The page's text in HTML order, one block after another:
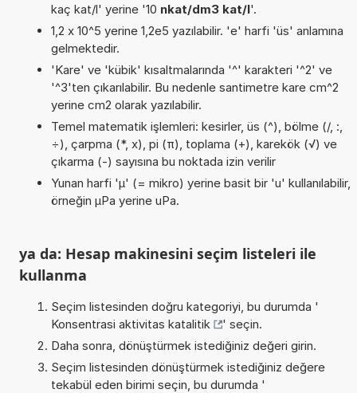
kaç kat/l' yerine '10 nkat/dm3 kat/l'.
1,2 x 10^5 yerine 1,2e5 yazılabilir. 'e' harfi 'üs' anlamına
gelmektedir.
'Kare' ve 'kübik' kısaltmalarında '^' karakteri '^2' ve
'^3'ten çıkarılabilir. Bu nedenle santimetre kare cm^2
yerine cm2 olarak yazılabilir.
Temel matematik işlemleri: kesirler, üs (^), bölme (/, :,
÷), çarpma (*, x), pi (π), toplama (+), karekök (√) ve
çıkarma (-) sayısına bu noktada izin verilir
Yunan harfi 'µ' (= mikro) yerine basit bir 'u' kullanılabilir,
örneğin µPa yerine uPa.
ya da: Hesap makinesini seçim listeleri ile
kullanma
Seçim listesinden doğru kategoriyi, bu durumda '
Konsentrasi aktivitas katalitik
' seçin.
Daha sonra, dönüştürmek istediğiniz değeri girin.
Seçim listesinden dönüştürmek istediğiniz değere
tekabül eden birimi seçin, bu durumda '